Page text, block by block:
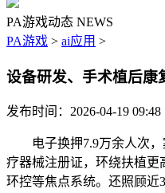
PA游戏动态 NEWS
PA游戏 > ai应用 >
设备研发、手术植后康
发布时间：2026-04-19
电子换押7.9万余人次，
疗器械注册证，环绕扶植更
环控等焦点系统。还照顾近